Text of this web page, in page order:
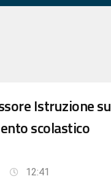
Istruzione su
scolastico
12:41